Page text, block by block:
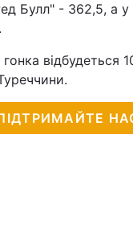
Булл" - 362,5, а
відбудеться